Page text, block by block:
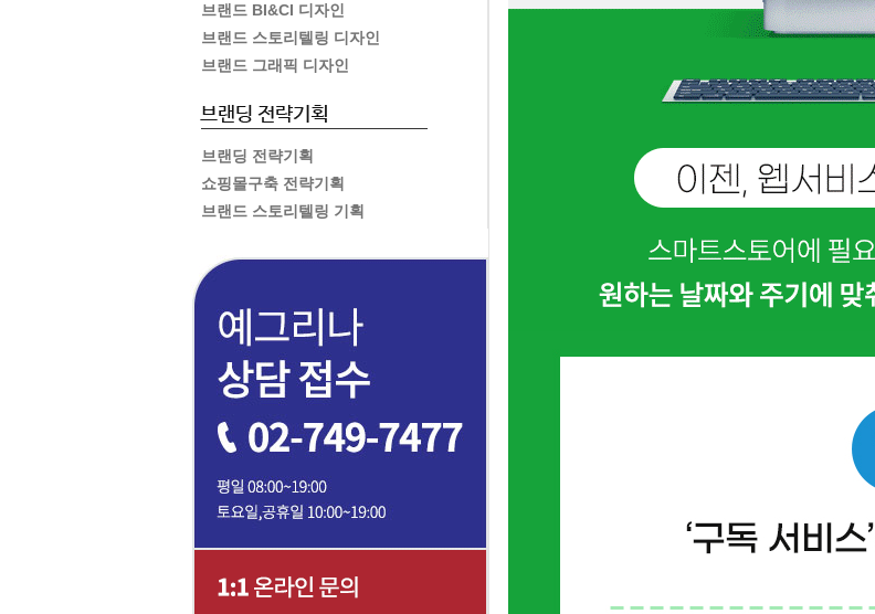
브랜드 BI&CI 디자인
브랜드 스토리텔링 디자인
브랜드 그래픽 디자인
브랜딩 전략기획
쇼핑몰구축 전략기획
브랜드 스토리텔링 기획